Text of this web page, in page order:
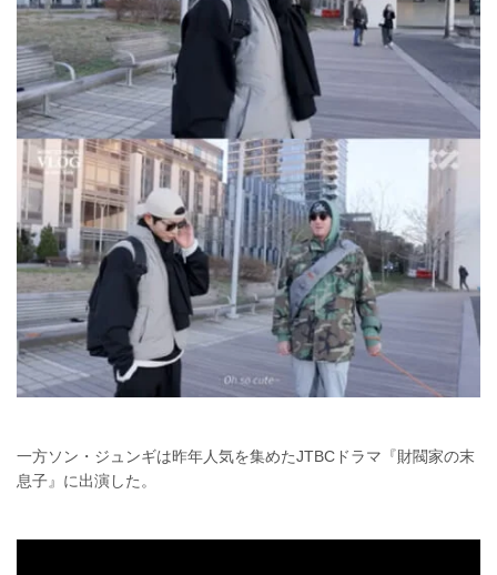
一方ソン・ジュンギは昨年人気を集めたJTBCドラマ『財閥家の末
息子』に出演した。